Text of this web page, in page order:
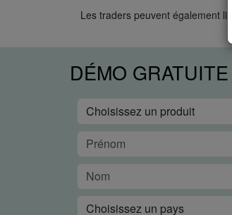
Les traders peuvent également
DÉMO